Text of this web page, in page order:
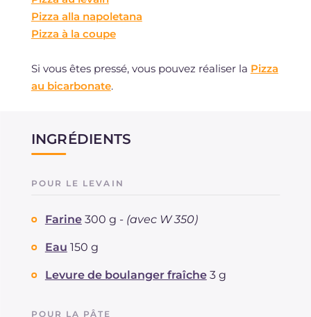
Pizza alla napoletana
Pizza à la coupe
Si vous êtes pressé, vous pouvez réaliser la Pizza
au bicarbonate.
INGRÉDIENTS
POUR LE LEVAIN
Farine 300 g - (avec W 350)
Eau 150 g
Levure de boulanger fraîche 3 g
POUR LA PÂTE